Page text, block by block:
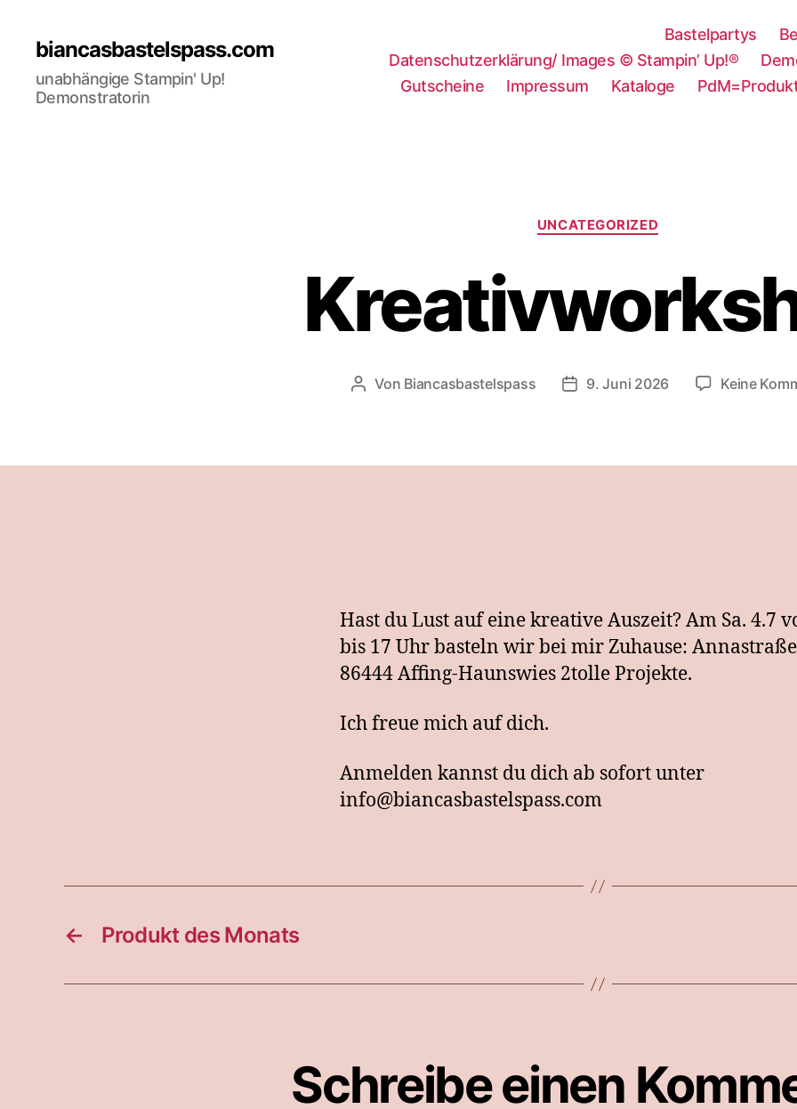
biancasbastelspass.com
unabhängige Stampin' Up!
Demonstratorin
Bastelpartys
Datenschutzerklärung/ Images © Stampin’ Up!®
Gutscheine
Impressum Kataloge
Kategorien
UNCATEGORIZED
Beitragsautor
Von Biancasbastelspass Beitragsdatum
9. Juni 2026 Keine
Hast du Lust auf eine kreative Auszeit? Am Sa. 4.7
bis 17 Uhr basteln wir bei mir Zuhause:
86444 Affing-Haunswies 2tolle Projekte.
Ich freue mich auf dich.
Anmelden kannst du dich ab sofort unter
info@biancasbastelspass.com
← Produkt des Monats
Schreibe einen